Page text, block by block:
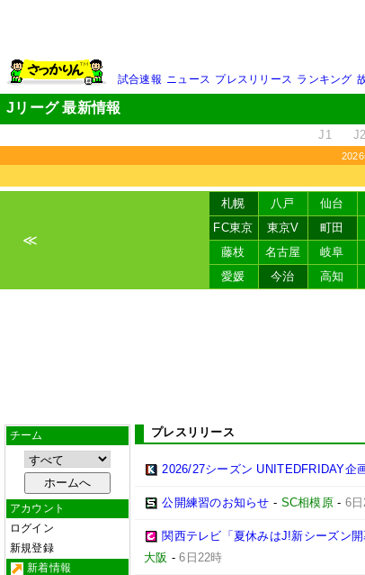
試合速報 ニュース プレスリリース ランキング
Jリーグ 最新情報
J1 J2
≪
札幌 八戸 仙台
FC東京
東京V 町田
藤枝
名古屋 岐阜
愛媛
今治 高知
チーム
アカウント
ログイン
新規登録
新着情報
プレスリリース
2026/27シーズン UNITEDFRIDAY企
公開練習のお知らせ - SC相模原- 6
関西テレビ「夏休みはJ!新シーズン
大阪 -6日22時